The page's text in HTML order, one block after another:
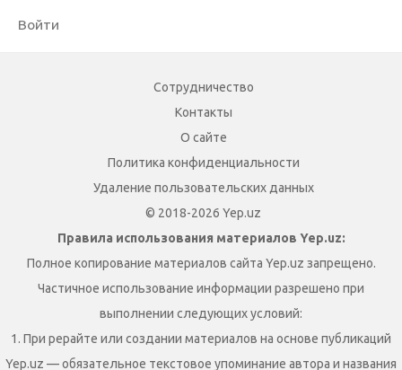
Войти
Сотрудничество
Контакты
О сайте
Политика конфиденциальности
Удаление пользовательских данных
© 2018-2026 Yep.uz
Правила использования материалов Yep.uz:
Полное копирование материалов сайта Yep.uz запрещено.
Частичное использование информации разрешено при
выполнении следующих условий:
1. При рерайте или создании материалов на основе публикаций
Yep.uz — обязательное текстовое упоминание автора и названия